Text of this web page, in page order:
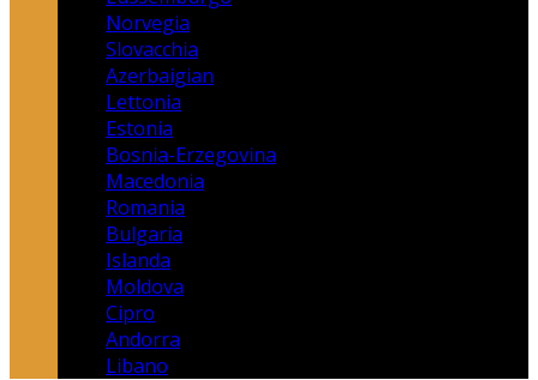
Norvegia
Slovacchia
Azerbaigian
Lettonia
Estonia
Bosnia-Erzegovina
Macedonia
Romania
Bulgaria
Islanda
Moldova
Cipro
Andorra
Libano